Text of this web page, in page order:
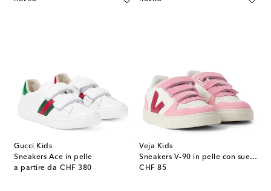
Gucci Kids
Sneakers Ace in pelle
a partire da CHF 380
original price
Veja Kids
Sneakers V-90 in pelle con suede
CHF 85
original price